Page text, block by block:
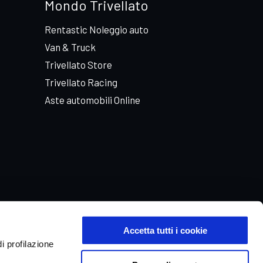
profilazione
Accetta tutti i cookie
Mondo Trivellato
Rentastic Noleggio auto
Van & Truck
Trivellato Store
Trivellato Racing
Aste automobili Online